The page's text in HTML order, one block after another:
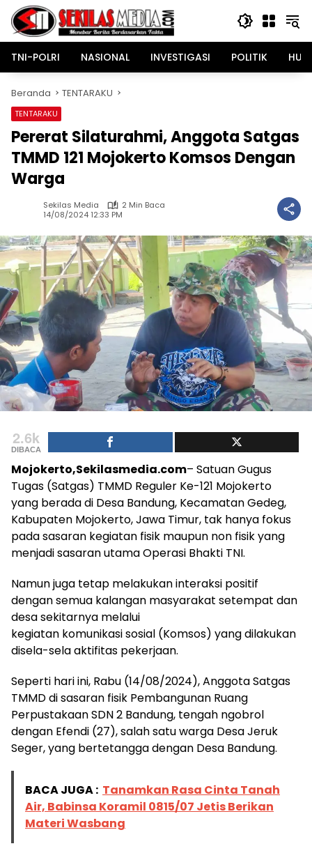
Langsung
konten
TNI-POLRI
NASIONAL INVESTIGASI POLITIK
Beranda TENTARAKU
TENTARAKU
Pererat Silaturahmi, Anggota Satgas
TMMD 121 Mojokerto Komsos Dengan
Warga
Sekilas Media
2 Min Baca
14/08/2024 12:33 PM
2.6k
DIBACA
Mojokerto,Sekilasmedia.com– Satuan Gugus
Tugas (Satgas) TMMD Reguler Ke-121 Mojokerto
yang berada di Desa Bandung, Kecamatan Gedeg,
Kabupaten Mojokerto, Jawa Timur, tak hanya fokus
pada sasaran kegiatan fisik maupun non fisik yang
menjadi sasaran utama Operasi Bhakti TNI.
Namun juga tetap melakukan interaksi positif
dengan semua kalangan masyarakat setempat dan
desa sekitarnya melalui
kegiatan komunikasi sosial (Komsos) yang dilakukan
disela-sela aktifitas pekerjaan.
Seperti hari ini, Rabu (14/08/2024), Anggota Satgas
TMMD di sasaran fisik Pembangunan Ruang
Perpustakaan SDN 2 Bandung, tengah ngobrol
dengan Efendi (27), salah satu warga Desa Jeruk
Seger, yang bertetangga dengan Desa Bandung.
BACA JUGA : Tanamkan Rasa Cinta Tanah
Air, Babinsa Koramil 0815/07 Jetis Berikan
Materi Wasbang